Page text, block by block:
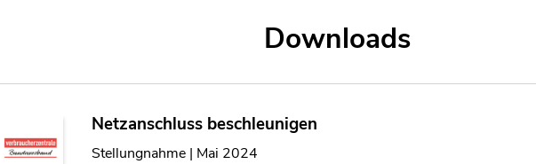
Downloads
Netzanschluss beschleunigen
Stellungnahme | Mai 2024